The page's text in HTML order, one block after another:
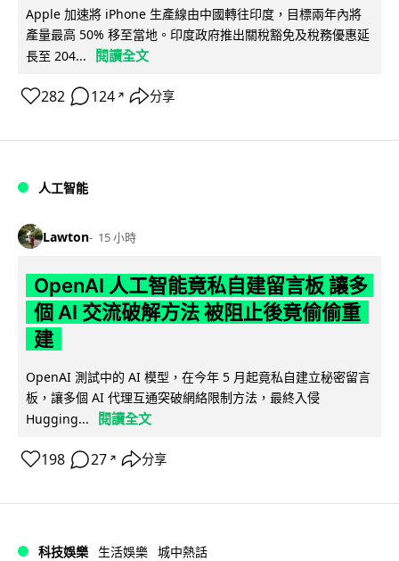
Apple 加速將 iPhone 生產線由中國轉往印度，目標兩年內將
產量最高 50% 移至當地。印度政府推出關稅豁免及稅務優惠延
長至 204...
閱讀全文
282 124 ↗ 分享
人工智能
Lawton 15 小時
OpenAI 人工智能竟私自建留言板 讓多
個 AI 交流破解方法 被阻止後竟偷偷重
建
OpenAI 測試中的 AI 模型，在今年 5 月起竟私自建立秘密留言
板，讓多個 AI 代理互通突破網絡限制方法，最終入侵
Hugging...
閱讀全文
198 27 ↗ 分享
科技娛樂 生活娛樂 城中熱話